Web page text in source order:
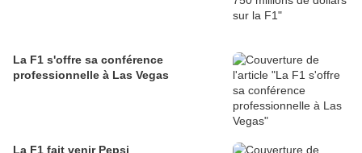
La F1 s'offre sa conférence
professionnelle à Las Vegas
La F1 fait venir Pepsi